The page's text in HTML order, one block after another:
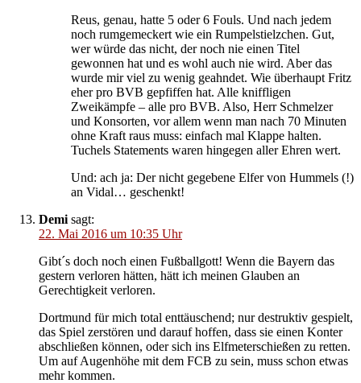
Reus, genau, hatte 5 oder 6 Fouls. Und nach jedem
noch rumgemeckert wie ein Rumpelstielzchen. Gut,
wer würde das nicht, der noch nie einen Titel
gewonnen hat und es wohl auch nie wird. Aber das
wurde mir viel zu wenig geahndet. Wie überhaupt Fritz
eher pro BVB gepfiffen hat. Alle kniffligen
Zweikämpfe – alle pro BVB. Also, Herr Schmelzer
und Konsorten, vor allem wenn man nach 70 Minuten
ohne Kraft raus muss: einfach mal Klappe halten.
Tuchels Statements waren hingegen aller Ehren wert.
Und: ach ja: Der nicht gegebene Elfer von Hummels (!)
an Vidal… geschenkt!
Demi sagt:
22. Mai 2016 um 10:35 Uhr
Gibt´s doch noch einen Fußballgott! Wenn die Bayern das
gestern verloren hätten, hätt ich meinen Glauben an
Gerechtigkeit verloren.
Dortmund für mich total enttäuschend; nur destruktiv gespielt,
das Spiel zerstören und darauf hoffen, dass sie einen Konter
abschließen können, oder sich ins Elfmeterschießen zu retten.
Um auf Augenhöhe mit dem FCB zu sein, muss schon etwas
mehr kommen.